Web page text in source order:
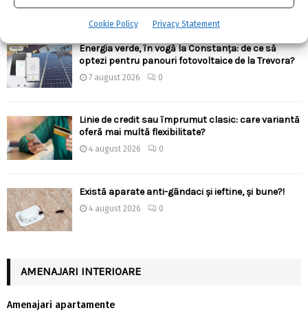
Cookie Policy Privacy Statement
Energia verde, în vogă la Constanța: de ce să
optezi pentru panouri fotovoltaice de la Trevora?
7 august 2026 0
Linie de credit sau împrumut clasic: care variantă
oferă mai multă flexibilitate?
4 august 2026 0
Există aparate anti-gândaci și ieftine, și bune?!
4 august 2026 0
AMENAJARI INTERIOARE
Amenajari apartamente